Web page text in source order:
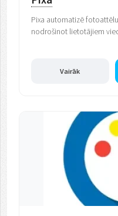
Pixa automatizē
nodrošinot lietotājiem
Vairāk